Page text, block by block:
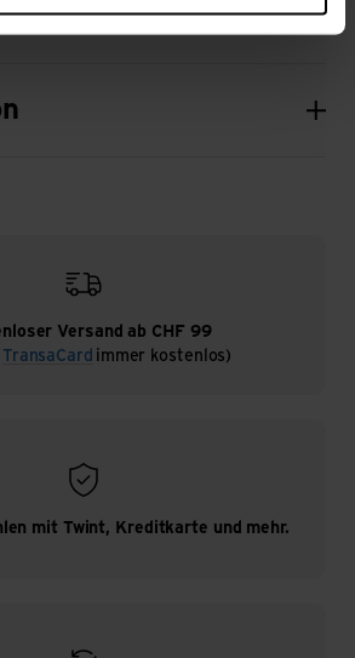
Versand ab CHF 99
TransaCard immer kostenlos)
mit Twint, Kreditkarte und mehr.